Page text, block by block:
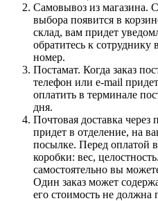
Самовывоз из магазина.
выбора появится в
склад, вам придет
обратитесь к сотруднику
номер.
Постамат. Когда заказ
телефон или e-mail
оплатить в терминале
дня.
Почтовая доставка через
придет в отделение, на
посылке. Перед оплатой
коробки: вес,
самостоятельно вы
Один заказ может
его стоимость не должна